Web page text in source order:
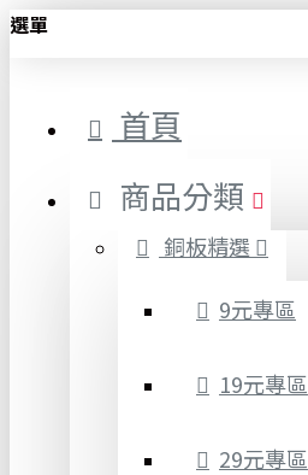
選單
首頁
商品分類
銅板精選
9元專區
19元專區
29元專區